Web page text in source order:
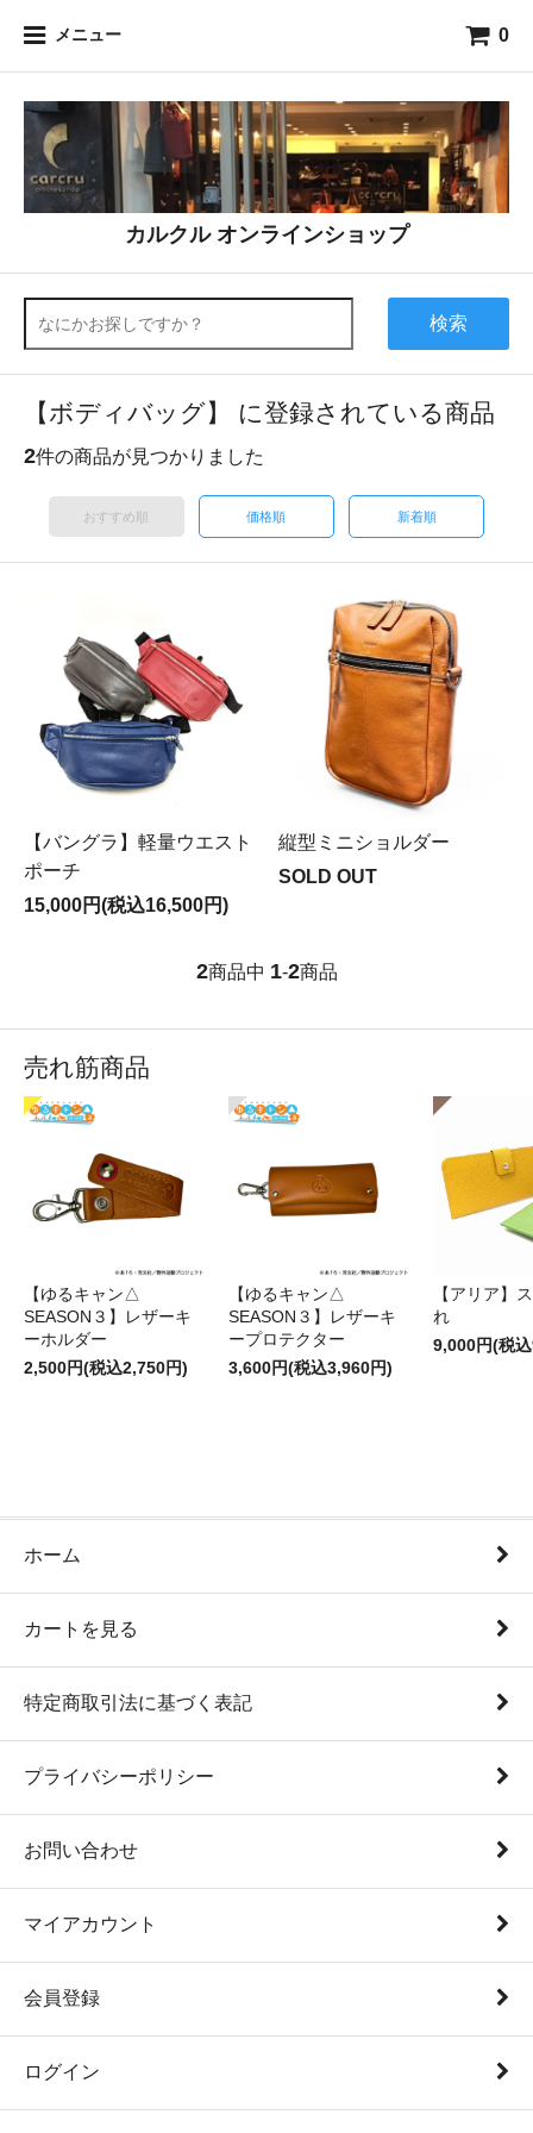
メニュー 0
カルクル オンラインショップ
検索
【ボディバッグ】 に登録されている商品
2件の商品が見つかりました
おすすめ順 価格順 新着順
【バングラ】軽量ウエスト
ポーチ
15,000円(税込16,500円)
縦型ミニショルダー
SOLD OUT
2商品中 1-2商品
売れ筋商品
【ゆるキャン△
SEASON３】レザーキ
ーホルダー
2,500円(税込2,750円)
【ゆるキャン△
SEASON３】レザーキ
ープロテクター
3,600円(税込3,960円)
【アリア】
れ
9,000円(税
ホーム
カートを見る
特定商取引法に基づく表記
プライバシーポリシー
お問い合わせ
マイアカウント
会員登録
ログイン